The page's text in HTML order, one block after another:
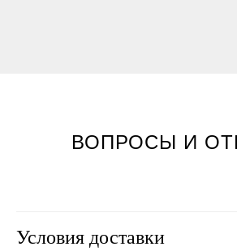
ВОПРОСЫ И
Условия доставки